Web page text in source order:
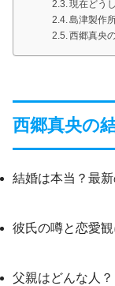
現在どう
島津製作
西郷真央
西郷真央の
結婚は本当？最
彼氏の噂と恋愛
父親はどんな人？